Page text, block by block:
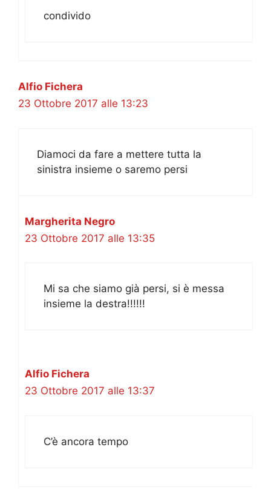
condivido
Alfio Fichera
23 Ottobre 2017 alle 13:23
Diamoci da fare a mettere tutta la
sinistra insieme o saremo persi
Margherita Negro
23 Ottobre 2017 alle 13:35
Mi sa che siamo già persi, si è messa
insieme la destra!!!!!!
Alfio Fichera
23 Ottobre 2017 alle 13:37
C’è ancora tempo